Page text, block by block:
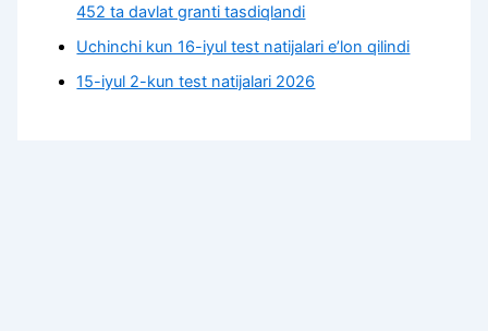
452 ta davlat granti tasdiqlandi
Uchinchi kun 16-iyul test natijalari e’lon qilindi
15-iyul 2-kun test natijalari 2026